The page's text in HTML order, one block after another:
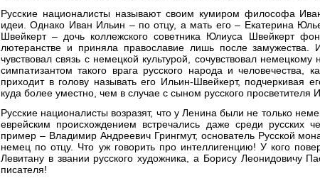
Русские националисты называют своим кумиром философа
идеи. Однако Иван Ильин – по отцу, а мать его – Екатерина
Швейкерт – дочь коллежского советника Юлиуса Швейкерт
лютеранстве и приняла православие лишь после замужества.
чувствовал связь с немецкой культурой, сочувствовал
симпатизантом такого врага русского народа и
приходит в голову называть его Ильин-Швейкерт, подчеркивая
куда более уместно, чем в случае с сыном русского просветителя
Русские националисты возразят, что у Ленина были не только
еврейским происхождением встречались даже среди русских
пример – Владимир Андреевич Грингмут, основатель Русской
немец по отцу. Что уж говорить про интеллигенцию! У кого
Левитану в звании русского художника, а Борису Леонидовичу
писателя!